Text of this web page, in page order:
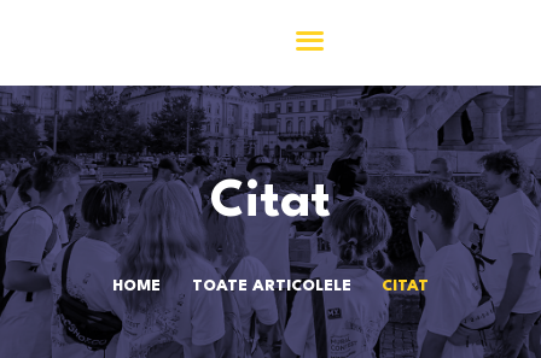
Citat
HOME TOATE ARTICOLELE CITAT
ACASĂ
ASOCIAȚIA 156
COMUNITATEA 156
M.Y.
ACTIVITĂȚI
JURNAL156